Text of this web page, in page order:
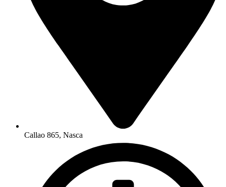
Callao 865, Nasca